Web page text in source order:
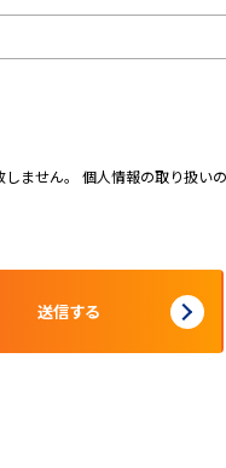
ません。 個人情報の取り扱いの